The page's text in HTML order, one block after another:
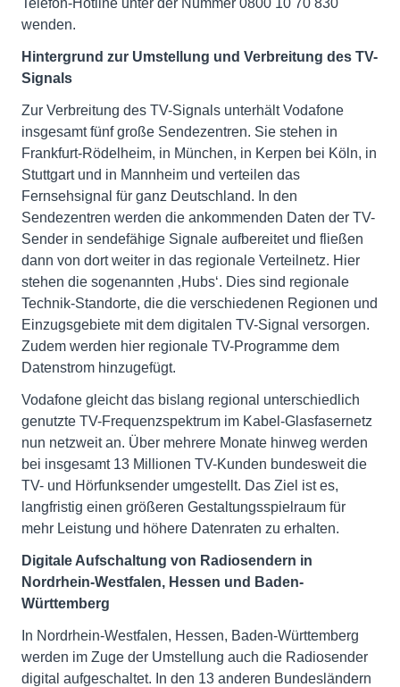
Telefon-Hotline unter der Nummer 0800 10 70 830
wenden.
Hintergrund zur Umstellung und Verbreitung des TV-
Signals
Zur Verbreitung des TV-Signals unterhält Vodafone
insgesamt fünf große Sendezentren. Sie stehen in
Frankfurt-Rödelheim, in München, in Kerpen bei Köln, in
Stuttgart und in Mannheim und verteilen das
Fernsehsignal für ganz Deutschland. In den
Sendezentren werden die ankommenden Daten der TV-
Sender in sendefähige Signale aufbereitet und fließen
dann von dort weiter in das regionale Verteilnetz. Hier
stehen die sogenannten ‚Hubs‘. Dies sind regionale
Technik-Standorte, die die verschiedenen Regionen und
Einzugsgebiete mit dem digitalen TV-Signal versorgen.
Zudem werden hier regionale TV-Programme dem
Datenstrom hinzugefügt.
Vodafone gleicht das bislang regional unterschiedlich
genutzte TV-Frequenzspektrum im Kabel-Glasfasernetz
nun netzweit an. Über mehrere Monate hinweg werden
bei insgesamt 13 Millionen TV-Kunden bundesweit die
TV- und Hörfunksender umgestellt. Das Ziel ist es,
langfristig einen größeren Gestaltungsspielraum für
mehr Leistung und höhere Datenraten zu erhalten.
Digitale Aufschaltung von Radiosendern in
Nordrhein-Westfalen, Hessen und Baden-
Württemberg
In Nordrhein-Westfalen, Hessen, Baden-Württemberg
werden im Zuge der Umstellung auch die Radiosender
digital aufgeschaltet. In den 13 anderen Bundesländern